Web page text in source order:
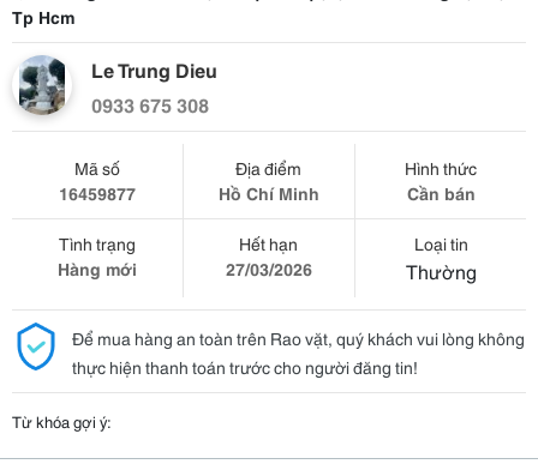
Tp Hcm
Le Trung Dieu
0933 675 308
Mã số
16459877
Địa điểm
Hồ Chí Minh
Hình thức
Cần bán
Tình trạng
Hàng mới
Hết hạn
27/03/2026
Loại tin
Thường
Để mua hàng an toàn trên Rao vặt, quý khách vui lòng không
thực hiện thanh toán trước cho người đăng tin!
Từ khóa gợi ý: